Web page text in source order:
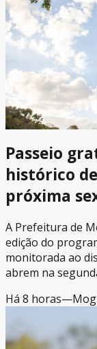
Passeio
histórico
próxima
A Prefeitura de
edição do
monitorada ao
abrem na
Há 8 horas—